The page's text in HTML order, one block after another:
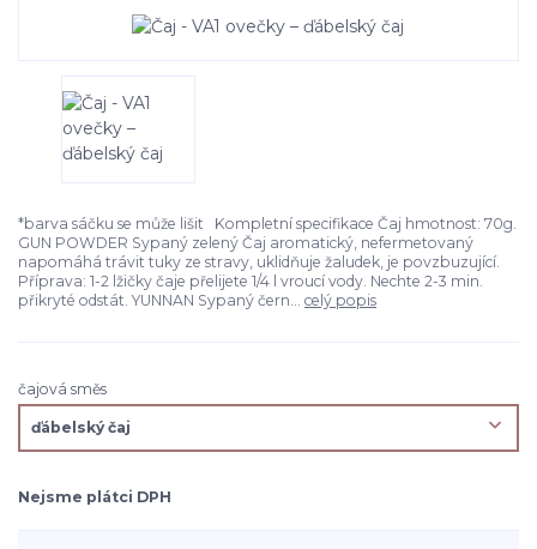
*barva sáčku se může lišit Kompletní specifikace Čaj hmotnost: 70g.
GUN POWDER Sypaný zelený Čaj aromatický, nefermetovaný
napomáhá trávit tuky ze stravy, uklidňuje žaludek, je povzbuzující.
Příprava: 1-2 lžičky čaje přelijete 1/4 l vroucí vody. Nechte 2-3 min.
přikryté odstát. YUNNAN Sypaný čern... celý popis
čajová směs
Nejsme plátci DPH